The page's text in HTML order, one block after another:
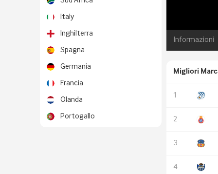
Italy
Inghilterra
Spagna
Germania
Francia
Olanda
Portogallo
Informazioni
Migliori